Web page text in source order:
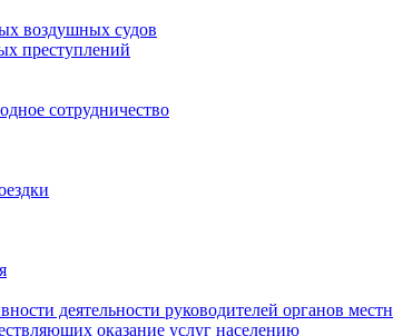
воздушных судов
преступлений
сотрудничество
деятельности руководителей органов
оказание услуг населению